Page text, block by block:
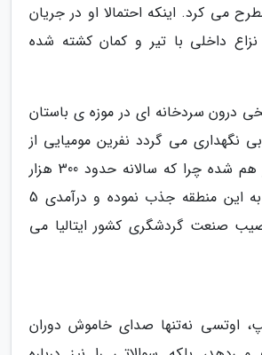
می کرد. اینکه احتمالا او در جریان
داخلی با تیر و کمان کشته شده
درون سردخانه ای در موزه ی باستان
نگهداری می گردد نفرین مومیایی از
سوی دیگر سودآور هم شده چرا که سالانه حدود 300 هزار
نفر بازدیدکننده را به این منطقه جذب نموده و درآمدی 5
صنعت گردشگری کشور ایتالیا می
اوتسی نه‌تنها صدای خاموش دوران